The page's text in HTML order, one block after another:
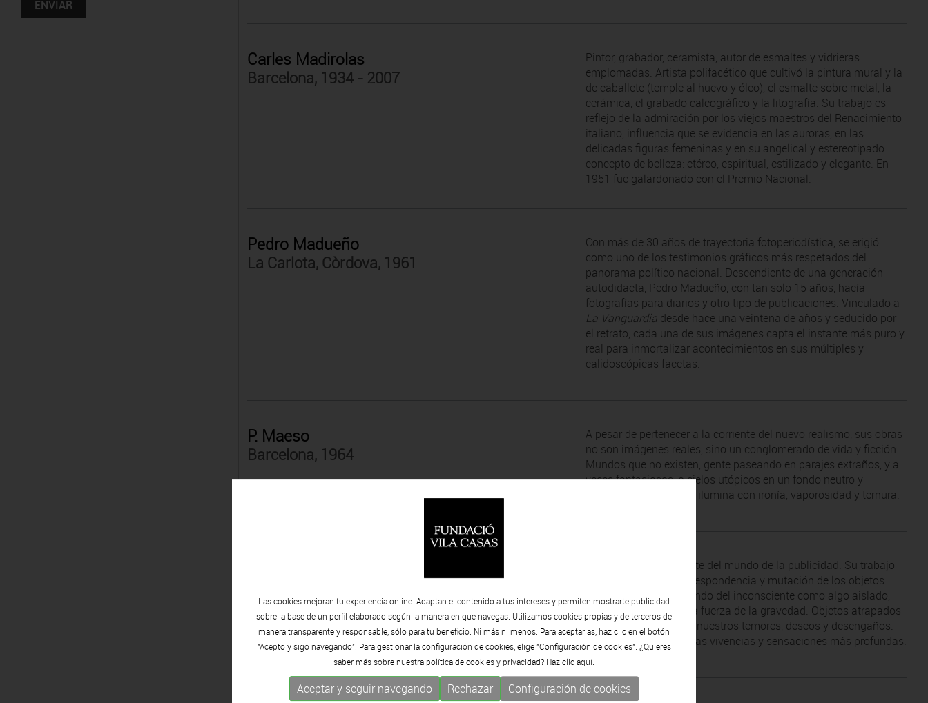
Carles Madirolas
Barcelona, 1934 - 2007
Pintor, grabador, ceramista, autor de esmaltes y vidrieras
emplomadas. Artista polifacético que cultivó la pintura mural y la
de caballete (temple al huevo y óleo), el esmalte sobre metal, la
cerámica, el grabado calcográfico y la litografía. Su trabajo es
reflejo de la admiración por los viejos maestros del Renacimiento
italiano, influencia que se evidencia en las auroras, en las
delicadas figuras femeninas y en su angelical y estereotipado
concepto de belleza: etéreo, espiritual, estilizado y elegante. En
1951 fue galardonado con el Premio Nacional.
Pedro Madueño
La Carlota, Còrdova, 1961
Con más de 30 años de trayectoria fotoperiodística, se erigió
como uno de los testimonios gráficos más respetados del
panorama político nacional. Descendiente de una generación
autodidacta, Pedro Madueño, con tan solo 15 años, hacía
fotografías para diarios y otro tipo de publicaciones. Vinculado a
La Vanguardiadesde hace una veintena de años y seducido por
el retrato, cada una de sus imágenes capta el instante más puro y
real para inmortalizar acontecimientos en sus múltiples y
calidoscópicas facetas.
P. Maeso
Barcelona, 1964
A pesar de pertenecer a la corriente del nuevo realismo, sus obras
no son imágenes reales, sino un conglomerado de vida y ficción.
Mundos que no existen, gente paseando en parajes extraños, y a
veces fantasiosos, o cielos utópicos en un fondo neutro y
desértico que el artista ilumina con ironía, vaporosidad y ternura.
Sabadell, Barcelona, 1963 -
2017
Autodidacta proveniente del mundo de la publicidad. Su trabajo
gira en torno de la correspondencia y mutación de los objetos
para representar el mundo del inconsciente como algo aislado,
onírico y que desafía la fuerza de la gravedad. Objetos atrapados
en el tiempo, reflejo de nuestros temores, deseos y desengaños.
En definitiva, de nuestras vivencias y sensaciones más profundas.
Las cookies mejoran tu experiencia online. Adaptan el contenido a tus intereses y permiten mostrarte publicidad
sobre la base de un perfil elaborado según la manera en que navegas. Utilizamos cookies propias y de terceros de
manera transparente y responsable, sólo para tu beneficio. Ni más ni menos. Para aceptarlas, haz clic en el botón
"Acepto y sigo navegando". Para gestionar la configuración de cookies, elige "Configuración de cookies". ¿Quieres
saber más sobre nuestra política de cookies y privacidad? Haz clicaquí.
Aceptar y seguir navegando Rechazar Configuración de cookies